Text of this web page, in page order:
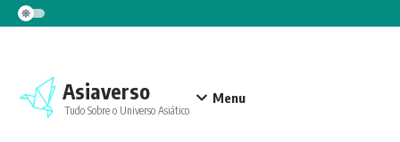
Ir para o conteúdo
Asiaverso
Tudo Sobre o Universo Asiático
Menu